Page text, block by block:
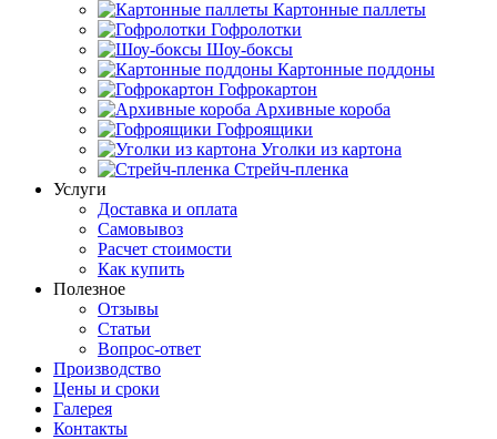
Картонные паллеты
Гофролотки
Шоу-боксы
Картонные поддоны
Гофрокартон
Архивные короба
Гофроящики
Уголки из картона
Стрейч-пленка
Услуги
Доставка и оплата
Самовывоз
Расчет стоимости
Как купить
Полезное
Отзывы
Статьи
Вопрос-ответ
Производство
Цены и сроки
Галерея
Контакты